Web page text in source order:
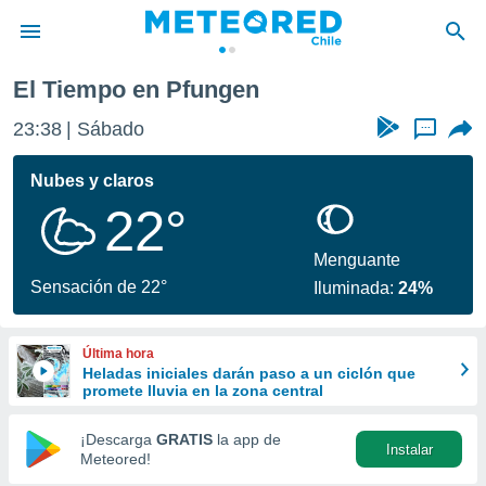
de
por
se
calidad.
a este
las
y
forma
digital
basada
El Tiempo en Pfungen
23:38 Sábado ...
Nubes y claros
22°
Sensación de 22°
Menguante
Iluminada:24%
Última hora
Heladas iniciales darán paso a un ciclón que
promete lluvia en la zona central
¡Descarga GRATIS la app de
Meteored!
Instalar